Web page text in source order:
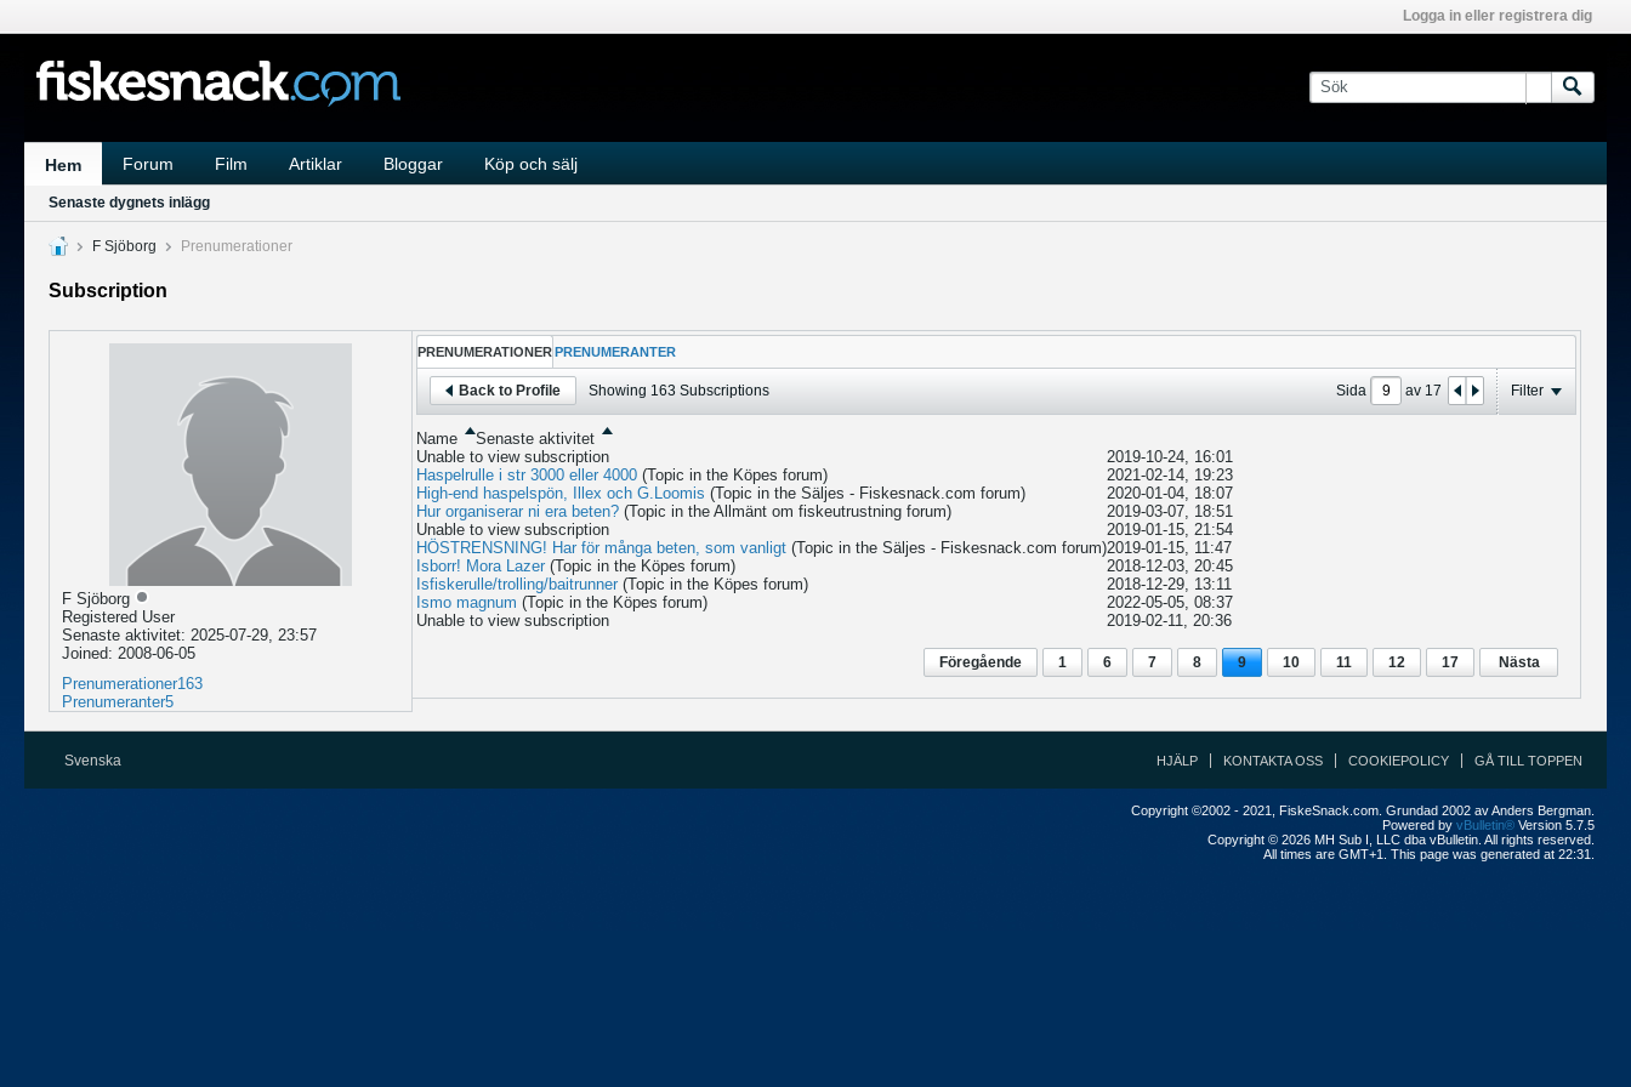
Logga in eller registrera dig
Hem Forum Film Artiklar Bloggar Köp och sälj
Senaste dygnets inlägg
F Sjöborg Prenumerationer
Subscription
F Sjöborg
Registered User
Senaste aktivitet: 2025-07-29, 23:57
Joined: 2008-06-05
Prenumerationer163
Prenumeranter5
PRENUMERATIONER PRENUMERANTER
Back to Profile Showing 163Subscriptions Sida av17 Filter
Name
Senaste aktivitet
Unable to view subscription
2019-10-24, 16:01
Haspelrulle i str 3000 eller 4000 (Topic in the Köpes forum)
2021-02-14, 19:23
High-end haspelspön, Illex och G.Loomis (Topic in the Säljes - Fiskesnack.com forum)
2020-01-04, 18:07
Hur organiserar ni era beten? (Topic in the Allmänt om fiskeutrustningforum)
2019-03-07, 18:51
Unable to view subscription
2019-01-15, 21:54
HÖSTRENSNING! Har för många beten, som vanligt (Topic in the Säljes - Fiskesnack.com forum)2019-01-15, 11:47
Isborr! Mora Lazer (Topic in the Köpes forum)
2018-12-03, 20:45
Isfiskerulle/trolling/baitrunner (Topic in the Köpes forum)
2018-12-29, 13:11
Ismo magnum (Topic in the Köpes forum)
2022-05-05, 08:37
Unable to view subscription
2019-02-11, 20:36
Föregående 1 6 7 8 9 10 11 12 17 Nästa
Svenska HJÄLP KONTAKTA OSS COOKIEPOLICY GÅ TILL TOPPEN
Copyright ©2002 - 2021, FiskeSnack.com. Grundad 2002 av Anders Bergman.
Powered by vBulletin® Version 5.7.5
Copyright © 2026 MH Sub I, LLC dba vBulletin. All rights reserved.
All times are GMT+1. This page was generated at 22:31.